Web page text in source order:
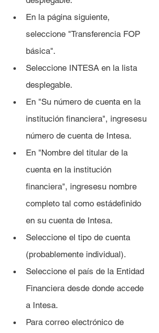
En la página siguiente,
seleccione "Transferencia FOP
básica".
Seleccione INTESA en la lista
desplegable.
En "Su número de cuenta en la
institución financiera", ingresesu
número de cuenta de Intesa.
En "Nombre del titular de la
cuenta en la institución
financiera", ingresesu nombre
completo tal como estádefinido
en su cuenta de Intesa.
Seleccione el tipo de cuenta
(probablemente individual).
Seleccione el país de la Entidad
Financiera desde donde accede
a Intesa.
Para correo electrónico de